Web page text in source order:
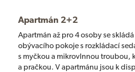
Apartmán 2+2
Apartmán až pro 4 osoby se
obývacího pokoje s rozkládací
s myčkou a mikrovlnnou troubou,
a pračkou. V apartmánu jsou k